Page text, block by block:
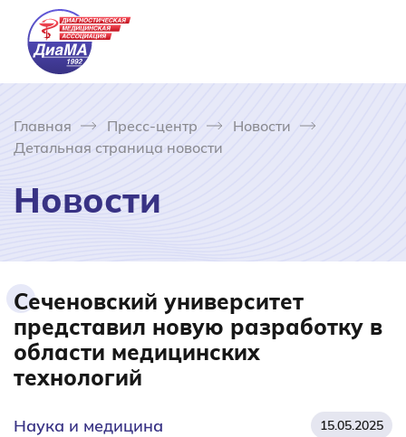
Главная Пресс-центр
Новости
Детальная страница новости
Новости
Сеченовский университет
представил новую разработку в
области медицинских
технологий
Наука и медицина 15.05.2025